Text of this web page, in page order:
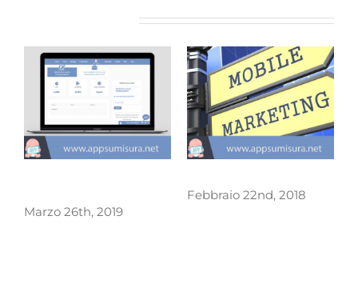
Marzo 26th, 2019
Febbraio 22nd, 2018